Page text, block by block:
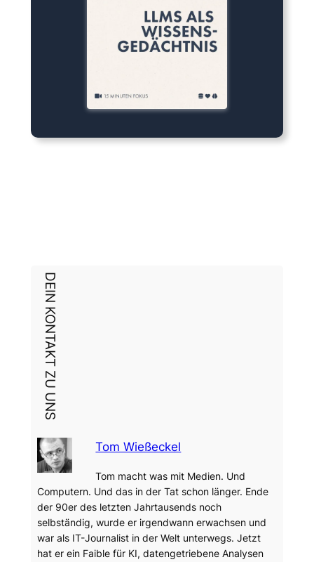
DEIN KONTAKT ZU UNS
Tom Wießeckel
Tom macht was mit Medien. Und
Computern. Und das in der Tat schon länger. Ende
der 90er des letzten Jahrtausends noch
selbständig, wurde er irgendwann erwachsen und
war als IT-Journalist in der Welt unterwegs. Jetzt
hat er ein Faible für KI, datengetriebene Analysen